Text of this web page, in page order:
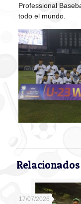
Professional
todo el mundo.
Relacionados
17/07/2026